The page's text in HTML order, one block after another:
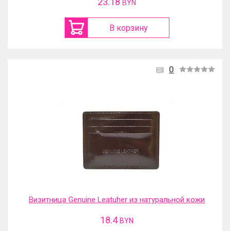
BYN
В корзину
0
Визитница Genuine Leatuher из натуральной кожи
18.4 BYN